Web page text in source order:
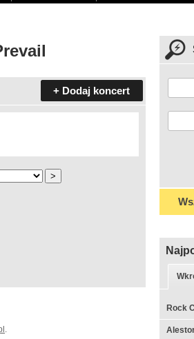
+ Dodaj koncert
.
Rock